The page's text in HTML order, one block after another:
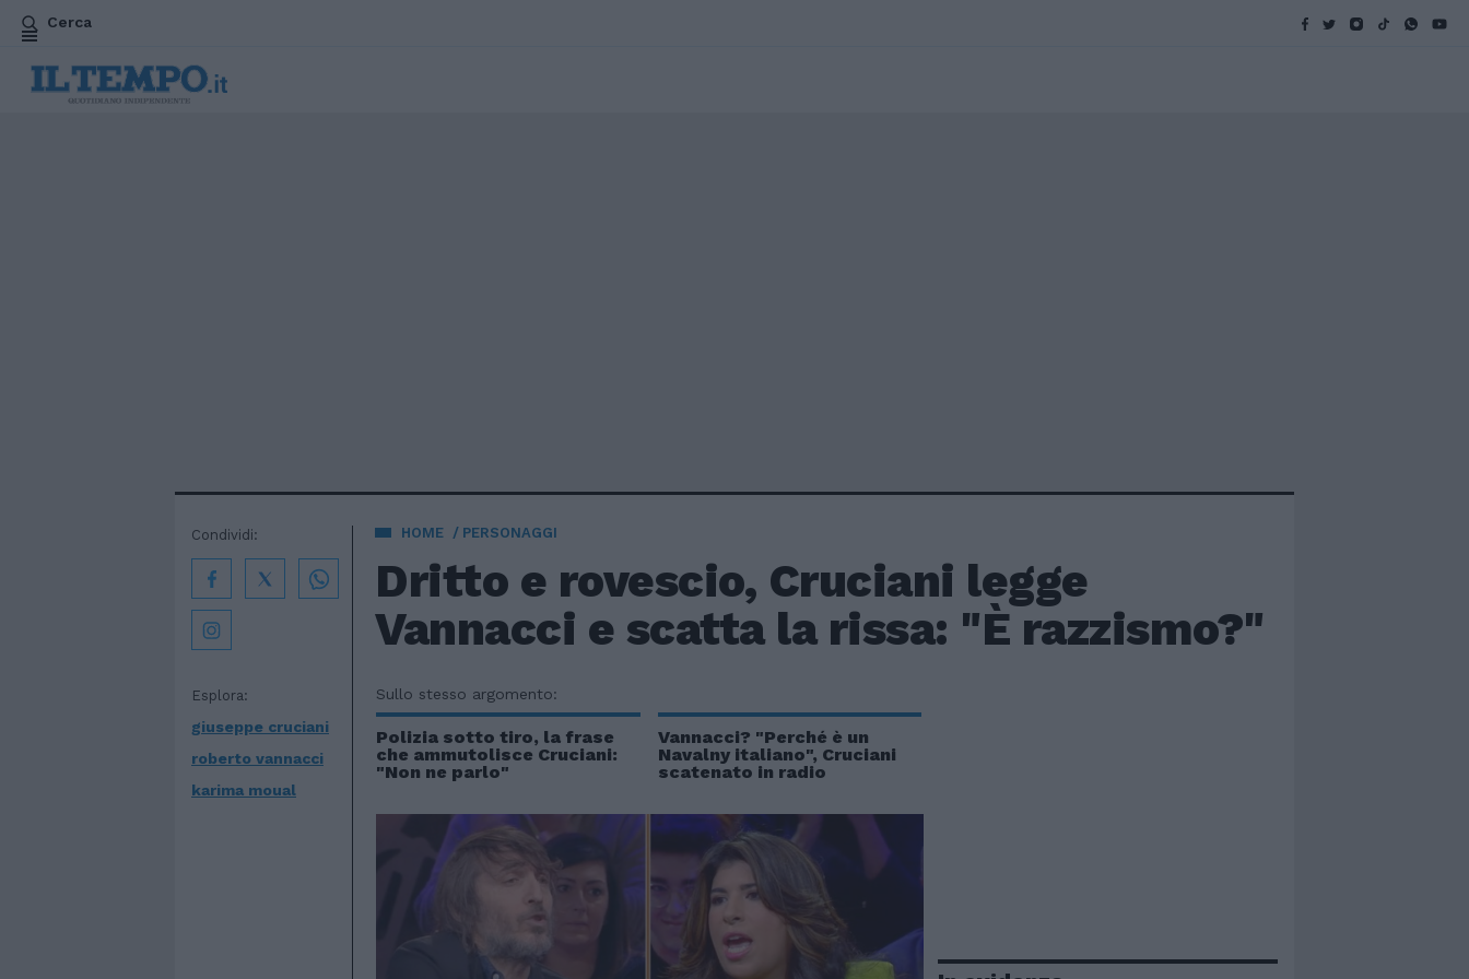
Cerca
HOME PERSONAGGI
Dritto e rovescio, Cruciani legge
Vannacci e scatta la rissa: "È razzismo?"
Esplora:
giuseppe cruciani
roberto vannacci
karima moual
Condividi:
Sullo stesso argomento:
Polizia sotto tiro, la frase
che ammutolisce Cruciani:
"Non ne parlo"
Vannacci? "Perché è un
Navalny italiano", Cruciani
scatenato in radio